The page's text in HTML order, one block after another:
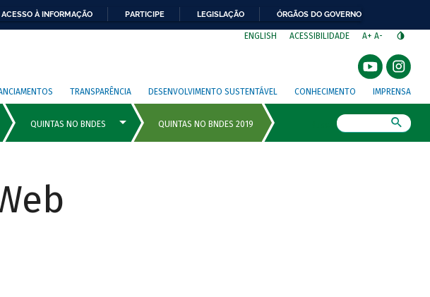
ACESSO À INFORMAÇÃO PARTICIPE LEGISLAÇÃO ÓRGÃOS DO GOVERNO
ENGLISH ACESSIBILIDADE A+ A-
TRANSPARÊNCIA DESENVOLVIMENTO SUSTENTÁVEL CONHECIMENTO IMPRENSA